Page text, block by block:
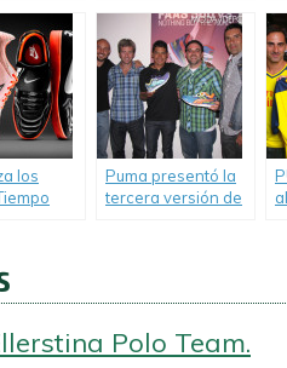
inusual en
Selección
Argentina de
Fútbol.
los
Puma presentó la
tercera versión de
Polo Team.